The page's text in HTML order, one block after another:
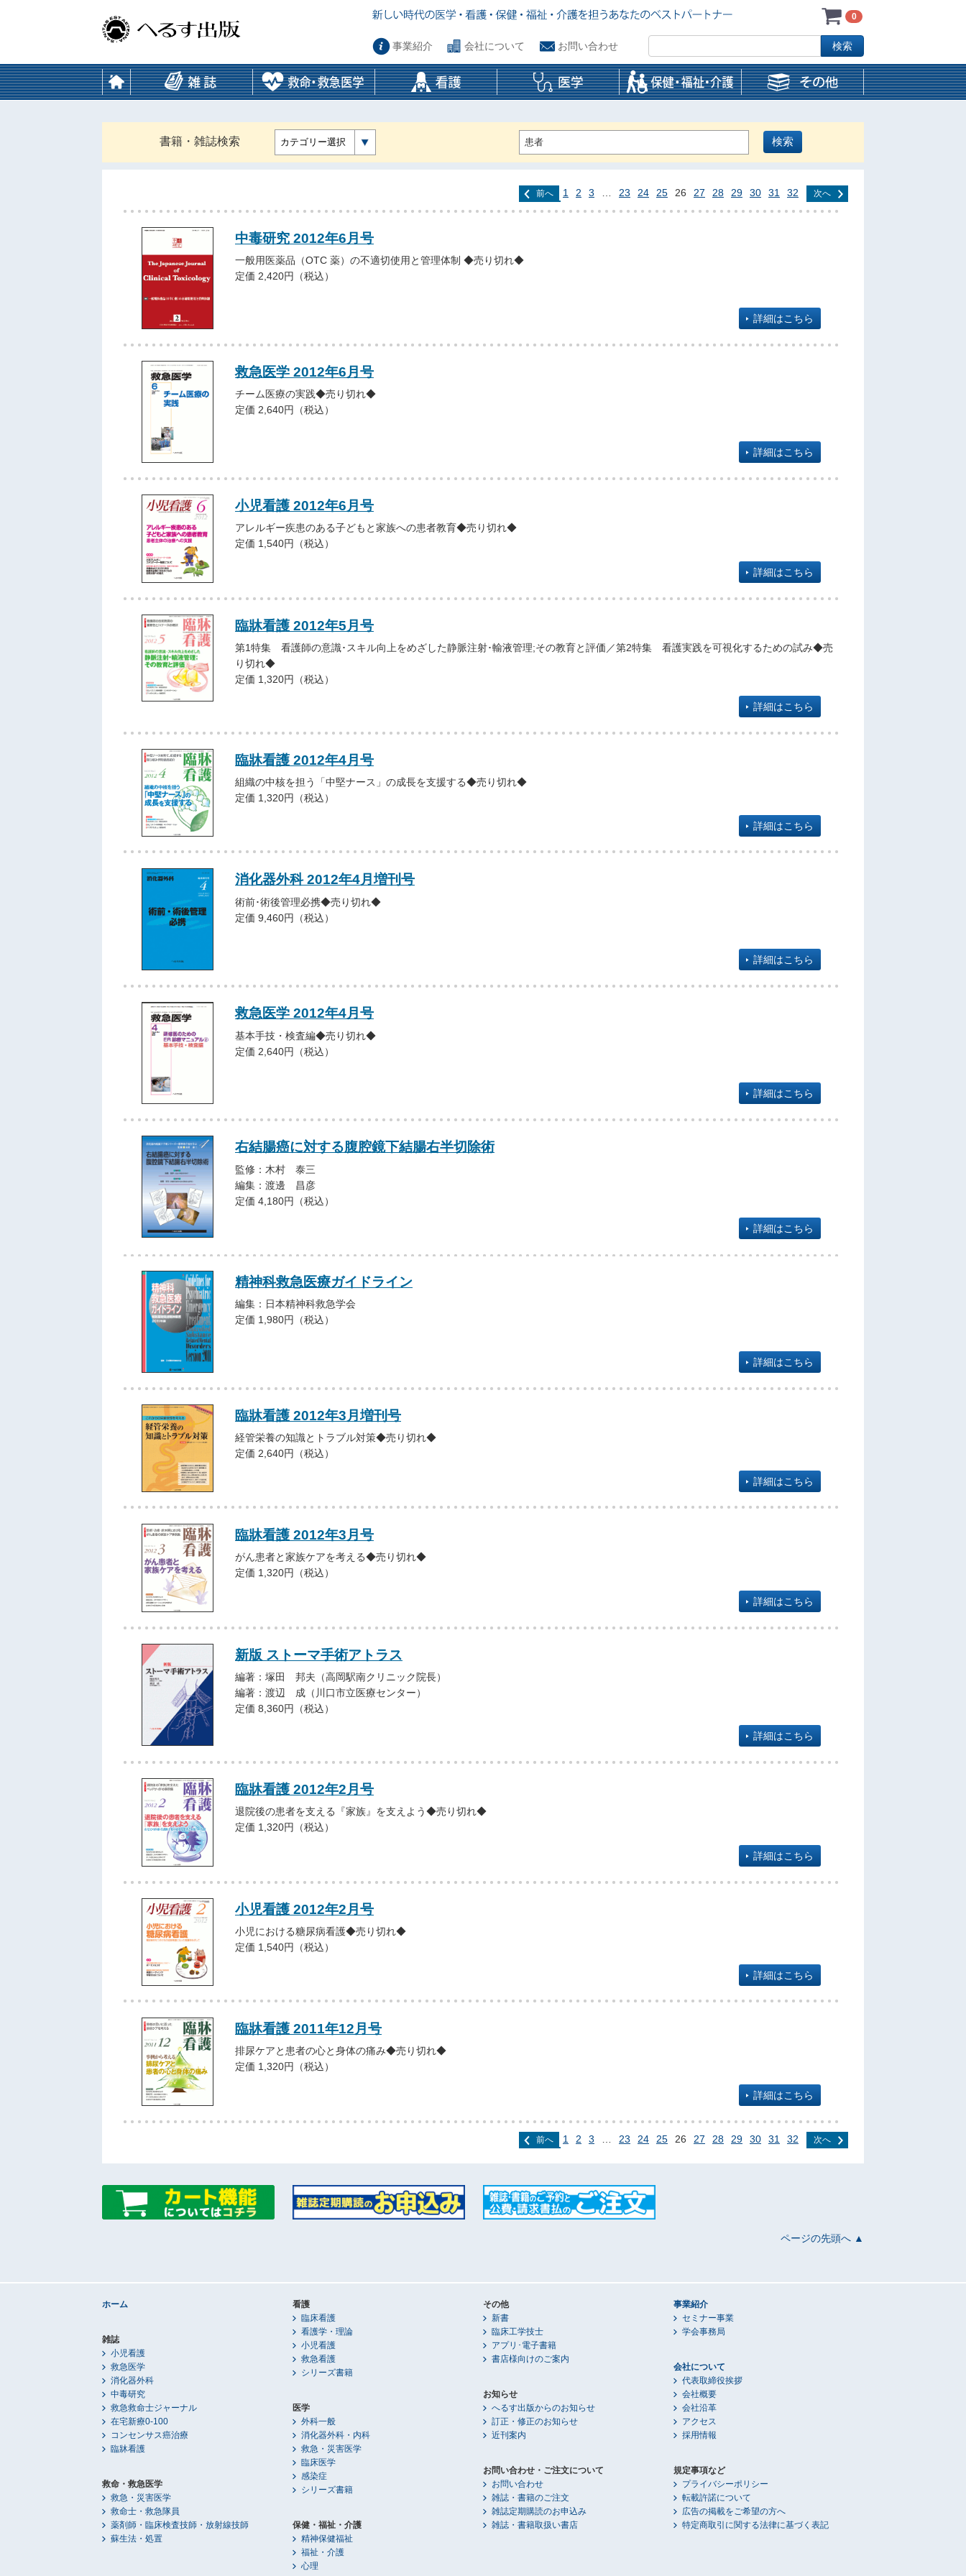
0
事業紹介 会社について お問い合わせ
書籍・雑誌検索 カテゴリー選択
前へ 1 2 3 23 24 25 26 27 28 29 30 31 32 次へ
中毒研究 2012年6月号
一般用医薬品（OTC 薬）の不適切使用と管理体制 ◆売り切れ◆
定価 2,420円（税込）
詳細はこちら
救急医学 2012年6月号
チーム医療の実践◆売り切れ◆
定価 2,640円（税込）
詳細はこちら
小児看護 2012年6月号
アレルギー疾患のある子どもと家族への患者教育◆売り切れ◆
定価 1,540円（税込）
詳細はこちら
臨牀看護 2012年5月号
第1特集 看護師の意識･スキル向上をめざした静脈注射･輸液管理;その教育と評価／第2特集 看護実践を可視化するための試み◆売
り切れ◆
定価 1,320円（税込）
詳細はこちら
臨牀看護 2012年4月号
組織の中核を担う「中堅ナース」の成長を支援する◆売り切れ◆
定価 1,320円（税込）
詳細はこちら
消化器外科 2012年4月増刊号
術前･術後管理必携◆売り切れ◆
定価 9,460円（税込）
詳細はこちら
救急医学 2012年4月号
基本手技・検査編◆売り切れ◆
定価 2,640円（税込）
詳細はこちら
右結腸癌に対する腹腔鏡下結腸右半切除術
監修：木村 泰三
編集：渡邊 昌彦
定価 4,180円（税込）
詳細はこちら
精神科救急医療ガイドライン
編集：日本精神科救急学会
定価 1,980円（税込）
詳細はこちら
臨牀看護 2012年3月増刊号
経管栄養の知識とトラブル対策◆売り切れ◆
定価 2,640円（税込）
詳細はこちら
臨牀看護 2012年3月号
がん患者と家族ケアを考える◆売り切れ◆
定価 1,320円（税込）
詳細はこちら
新版 ストーマ手術アトラス
編著：塚田 邦夫（高岡駅南クリニック院長）
編著：渡辺 成（川口市立医療センター）
定価 8,360円（税込）
詳細はこちら
臨牀看護 2012年2月号
退院後の患者を支える『家族』を支えよう◆売り切れ◆
定価 1,320円（税込）
詳細はこちら
小児看護 2012年2月号
小児における糖尿病看護◆売り切れ◆
定価 1,540円（税込）
詳細はこちら
臨牀看護 2011年12月号
排尿ケアと患者の心と身体の痛み◆売り切れ◆
定価 1,320円（税込）
詳細はこちら
前へ 1 2 3 23 24 25 26 27 28 29 30 31 32 次へ
ページの先頭へ ▲
ホーム
雑誌
小児看護
救急医学
消化器外科
中毒研究
救急救命士ジャーナル
在宅新療0-100
コンセンサス癌治療
臨牀看護
救命・救急医学
救急・災害医学
救命士・救急隊員
薬剤師・臨床検査技師・放射線技師
蘇生法・処置
看護
臨床看護
看護学・理論
小児看護
救急看護
シリーズ書籍
医学
外科一般
消化器外科・内科
救急・災害医学
臨床医学
感染症
シリーズ書籍
保健・福祉・介護
精神保健福祉
福祉・介護
心理
その他
新書
臨床工学技士
アプリ･電子書籍
書店様向けのご案内
お知らせ
へるす出版からのお知らせ
訂正・修正のお知らせ
近刊案内
お問い合わせ・ご注文について
お問い合わせ
雑誌・書籍のご注文
雑誌定期購読のお申込み
雑誌・書籍取扱い書店
事業紹介
セミナー事業
学会事務局
会社について
代表取締役挨拶
会社概要
会社沿革
アクセス
採用情報
規定事項など
プライバシーポリシー
転載許諾について
広告の掲載をご希望の方へ
特定商取引に関する法律に基づく表記